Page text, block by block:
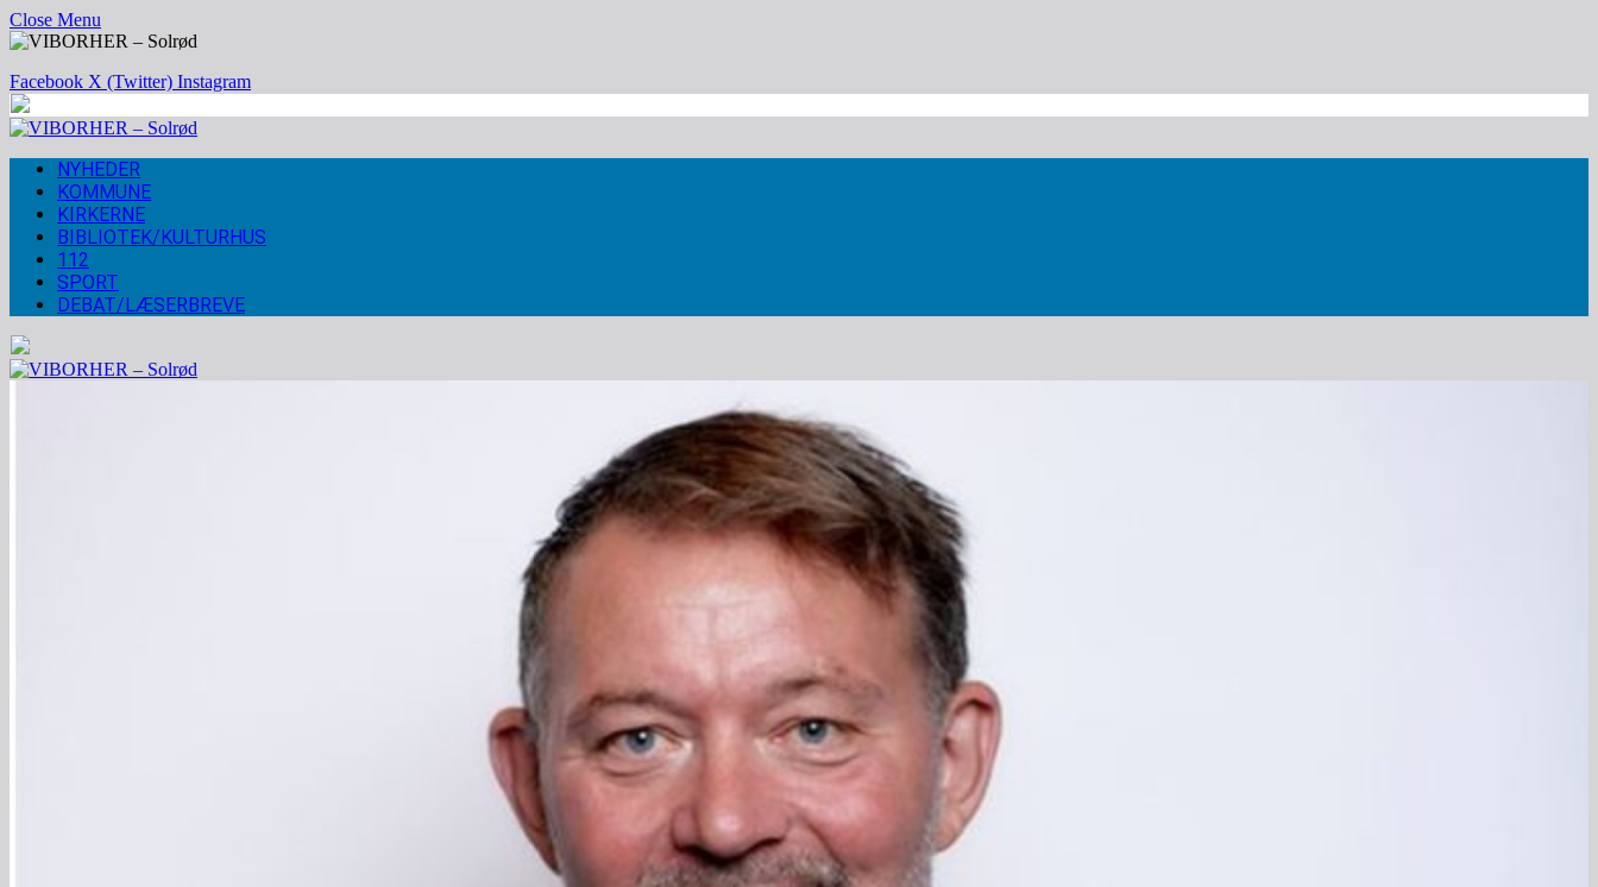
Close Menu
Facebook X (Twitter) Instagram
NYHEDER
KOMMUNE
KIRKERNE
BIBLIOTEK/KULTURHUS
112
SPORT
DEBAT/LÆSERBREVE